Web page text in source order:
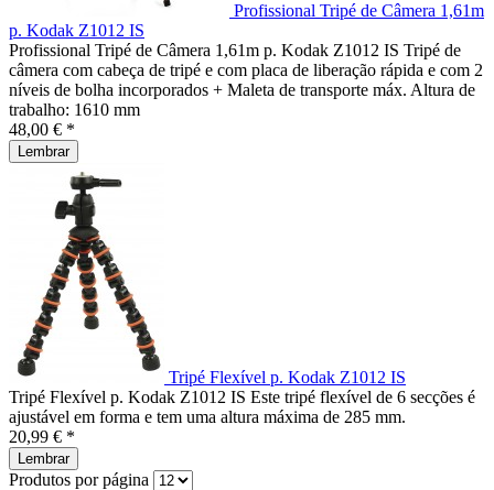
Profissional Tripé de Câmera 1,61m
p. Kodak Z1012 IS
Profissional Tripé de Câmera 1,61m p. Kodak Z1012 IS Tripé de
câmera com cabeça de tripé e com placa de liberação rápida e com 2
níveis de bolha incorporados + Maleta de transporte máx. Altura de
trabalho: 1610 mm
48,00 € *
Lembrar
Tripé Flexível p. Kodak Z1012 IS
Tripé Flexível p. Kodak Z1012 IS Este tripé flexível de 6 secções é
ajustável em forma e tem uma altura máxima de 285 mm.
20,99 € *
Lembrar
Produtos por página